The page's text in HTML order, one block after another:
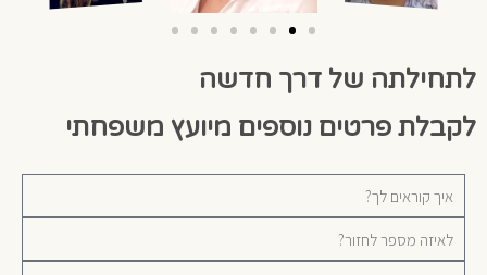
לתחילתה של דרך חדשה
לקבלת פרטים נוספים מיועץ משפחתי